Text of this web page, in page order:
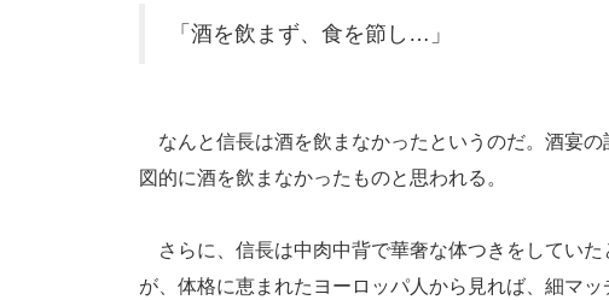
「酒を飲まず、食を節し…」
なんと信長は酒を飲まなかったというのだ。酒宴
図的に酒を飲まなかったものと思われる。
さらに、信長は中肉中背で華奢な体つきをしてい
が、体格に恵まれたヨーロッパ人から見れば、細マ